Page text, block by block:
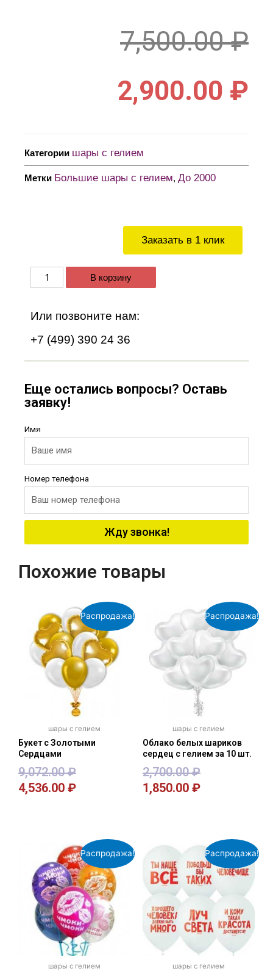
Заказать в 1 клик
В корзину
Или позвоните нам:
+7 (499) 390 24 36
Еще остались вопросы? Оставь
заявку!
Имя
Номер телефона
Жду звонка!
7,500.00₽
2,900.00 ₽
Категории шары с гелием
Метки Большие шары с гелием, До 2000
Похожие товары
Распродажа!
шары с гелием
Букет с Золотыми
Сердцами
9,072.00₽
4,536.00 ₽
Распродажа!
шары с гелием
Облако белых шариков
сердец с гелием за 10 шт.
2,700.00₽
1,850.00 ₽
Распродажа!
шары с гелием
Распродажа!
шары с гелием